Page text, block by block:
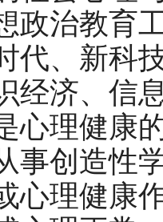
政治教育
代、新科
经济、信
心理健康
事创造性
心理健康